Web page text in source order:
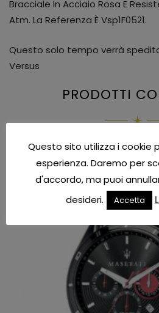
Bracciale In Acciaio Rosa E
Atm. La Referenza È Vsp1F0521.
Questo solo tempo verrà
Versus
PRODOTTI
IN OFFERTA!
Questo sito utilizza i cookie
esperienza. Daremo per
d'accordo, ma puoi
desideri.
Accetta